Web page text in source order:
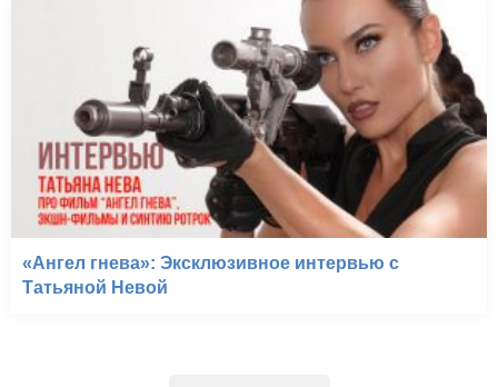
«Ангел гнева»: Эксклюзивное интервью с
Татьяной Невой